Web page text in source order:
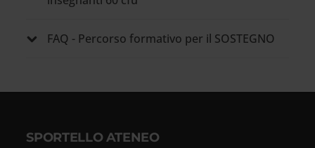
FAQ - Percorso formativo per il SOSTEGNO
SPORTELLO ATENEO